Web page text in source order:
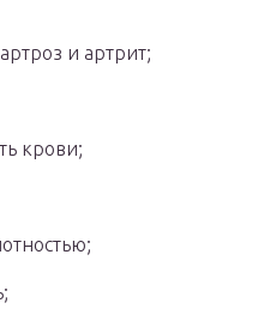
и артрит;
крови;